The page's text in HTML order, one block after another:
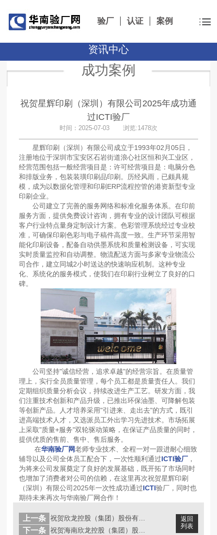
验厂 认证 案例
资讯中心
成功案例
祝贺星辉印刷（深圳）有限公司2025年成功通
过ICTI验厂
时间：2025-07-03 浏览:1478次
星辉印刷（深圳）有限公司成立于1993年02月05日，
注册地位于深圳市宝安区石岩街道浪心社区恒和兴工业区，
经营范围包括一般经营项目是：许可经营项目是：电脑分色
和排版业务，包装装璜印刷品印刷。历经风雨，已颇具规
模，成为以数据化管理和印刷ERP流程控管的港资新型专业
印刷企业。
公司建立了完善的服务网络和标准化服务体系。在印前
服务方面，提供免费设计咨询，拥有专业的设计团队可根据
客户行业特点量身定制设计方案。色彩管理系统经过专业校
准，可确保印刷色彩与电子稿件高度一致。生产环节采用智
能化印刷设备，配备自动供墨系统和质量检测设备，可实现
实时质量监控和自动调整。物流配送方面与多家专业物流公
司合作，建立同城2小时送达的快速响应机制。这种专业
化、系统化的服务模式，使我们在印刷行业树立了良好的口
碑。
公司坚持"诚信经营，追求卓越"的经营宗旨。在质量管
理上，实行全员质量管理，每个员工都是质量责任人。我们
定期组织质量分析会议，持续改进生产工艺。研发方面，我
们注重技术创新和产品升级，已推出环保油墨、可降解包装
等创新产品。人才培养采用"引进来、走出去"的方式，既引
进高端技术人才，又选派员工外出学习先进技术。市场拓展
上采取"质量+服务"双轮驱动策略，在保证产品质量的同时，
提供优质的售前、售中、售后服务。
在华南验厂网老师专业技术、全程一对一跟进耐心细致
辅导以及公司全体员工配合下，一次性顺利通过ICTI验厂 ，
为将来公司发展奠定了良好的发展基础，既开拓了市场同时
也增加了消费者对公司的信赖，在这里再次祝贺星辉印刷
（深圳）有限公司2025年一次性成功通过ICTI验厂，同时也
期待未来再次与华南验厂网合作！
返回
列表
上一条
下一条